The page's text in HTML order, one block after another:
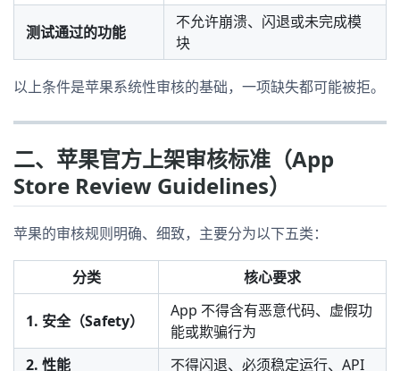
测试通过的功能
不允许崩溃、闪退或未完成模
块
以上条件是苹果系统性审核的基础，一项缺失都可能被拒。
二、苹果官方上架审核标准（App
Store Review Guidelines）
苹果的审核规则明确、细致，主要分为以下五类：
分类 核心要求
1. 安全（Safety）
App 不得含有恶意代码、虚假功
能或欺骗行为
2. 性能
不得闪退、必须稳定运行、API